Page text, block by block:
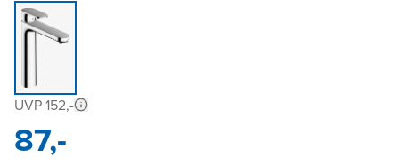
UVP 152,-
87,-